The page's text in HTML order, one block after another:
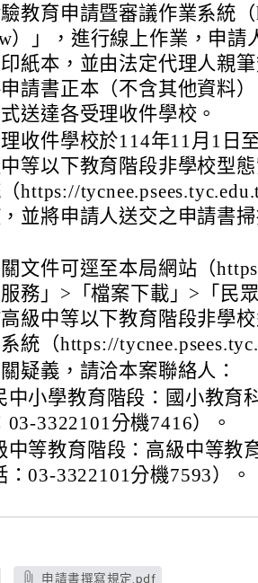
教育申請暨審議作業系統（
）」，進行線上作業，申請
紙本，並由法定代理人親
請書正本（不含其他資料
送達各受理收件學校。
收件學校於114年11月1日
等以下教育階段非學校型
https://
並將申請人送交之申請書
文件可逕至本局網站（
服務」>「檔案下載」>「民
級中等以下教育階段非學
統（https://
疑義，請洽本案聯絡人：
中小學教育階段：國小教育
03-3322101分機7416）。
中等教育階段：高級中等教
：03-3322101分機7593）。
申請書撰寫規定.pdf